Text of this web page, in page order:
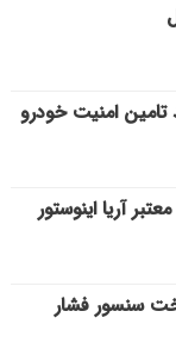
امنیت خودرو
آریا اینوستور
سنسور فشار